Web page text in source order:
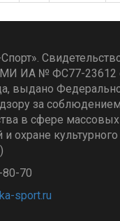
ИА № ФС77-23612
выдано
за соблюдением
в сфере массовых
охране культурного
80-70